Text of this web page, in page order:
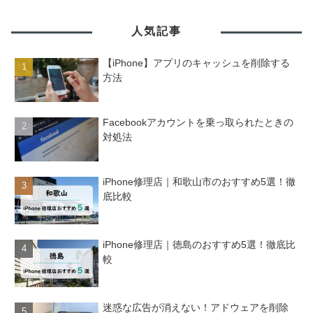
人気記事
【iPhone】アプリのキャッシュを削除する
方法
Facebookアカウントを乗っ取られたときの
対処法
iPhone修理店｜和歌山市のおすすめ5選！徹
底比較
iPhone修理店｜徳島のおすすめ5選！徹底比
較
迷惑な広告が消えない！アドウェアを削除